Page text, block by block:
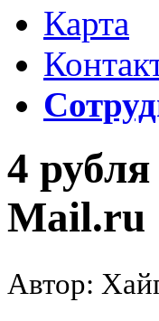
Карта
4
Mail.ru
Автор: